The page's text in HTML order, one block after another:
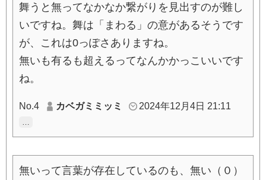
舞うと無ってなかなか繋がりを見出すのが難し
いですね。舞は「まわる」の意があるそうです
が、これは0っぽさありますね。
無いも有るも超えるってなんかかっこいいです
ね。
No.4 カベガミミッミ 2024年12月4日 21:11
…
無いって言葉が存在しているのも、無い（０）